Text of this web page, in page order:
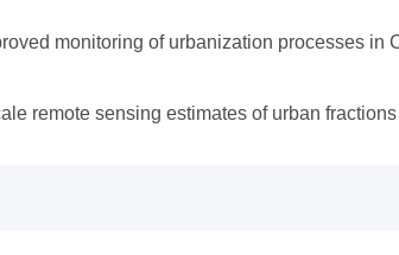
monitoring of urbanization processes
remote sensing estimates of urban